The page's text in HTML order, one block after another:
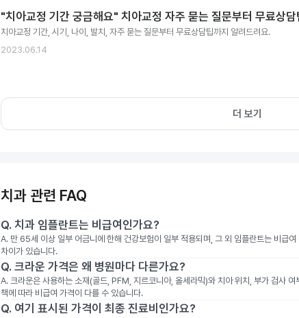
"치아교정 기간 궁금해요" 치아교정 자주 묻는 질문부터 무료상
치아교정 기간, 시기, 나이, 발치, 자주 묻는 질문부터 무료상담팁까지 알려드려요.
2023.06.14
더 보기
치과 관련 FAQ
Q. 치과 임플란트는 비급여인가요?
A. 만 65세 이상 일부 어금니에 한해 건강보험이 일부 적용되며, 그 외 임플란트는 비급
차이가 있습니다.
Q. 크라운 가격은 왜 병원마다 다른가요?
A. 크라운은 사용하는 소재(골드, PFM, 지르코니아, 올세라믹)와 치아 위치, 부가 검사
책에 따라 비급여 가격이 다를 수 있습니다.
Q. 여기 표시된 가격이 최종 진료비인가요?